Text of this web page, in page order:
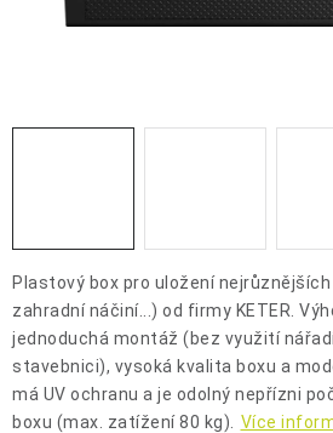
KONTAKTY
ZNAČKY
Jak nakupovat Obchodní podmínky
Podmínky ochrany osobních údajů
Plastový box pro uložení
zahradní náčiní...) od firmy KETER.
jednoduchá montáž (bez využití
stavebnici), vysoká kvalita boxu a
má UV ochranu a je odolný nepřízni
boxu (max. zatížení 80 kg).
Více